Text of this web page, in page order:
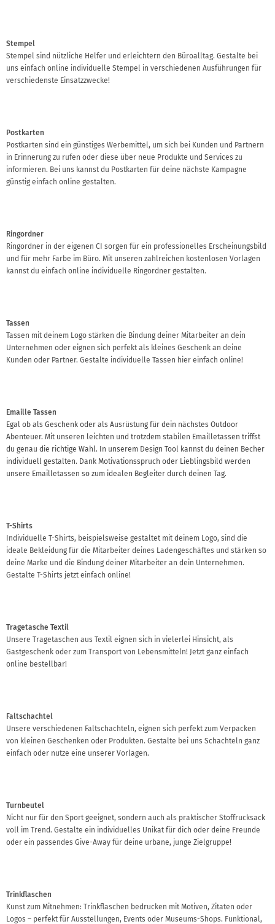
Stempel
Stempel sind nützliche Helfer und erleichtern den Büroalltag. Gestalte bei
uns einfach online individuelle Stempel in verschiedenen Ausführungen für
verschiedenste Einsatzzwecke!
Postkarten
Postkarten sind ein günstiges Werbemittel, um sich bei Kunden und Partnern
in Erinnerung zu rufen oder diese über neue Produkte und Services zu
informieren. Bei uns kannst du Postkarten für deine nächste Kampagne
günstig einfach online gestalten.
Ringordner
Ringordner in der eigenen CI sorgen für ein professionelles Erscheinungsbild
und für mehr Farbe im Büro. Mit unseren zahlreichen kostenlosen Vorlagen
kannst du einfach online individuelle Ringordner gestalten.
Tassen
Tassen mit deinem Logo stärken die Bindung deiner Mitarbeiter an dein
Unternehmen oder eignen sich perfekt als kleines Geschenk an deine
Kunden oder Partner. Gestalte individuelle Tassen hier einfach online!
Emaille Tassen
Egal ob als Geschenk oder als Ausrüstung für dein nächstes Outdoor
Abenteuer. Mit unseren leichten und trotzdem stabilen Emailletassen triffst
du genau die richtige Wahl. In unserem Design Tool kannst du deinen Becher
individuell gestalten. Dank Motivationsspruch oder Lieblingsbild werden
unsere Emailletassen so zum idealen Begleiter durch deinen Tag.
T-Shirts
Individuelle T-Shirts, beispielsweise gestaltet mit deinem Logo, sind die
ideale Bekleidung für die Mitarbeiter deines Ladengeschäftes und stärken so
deine Marke und die Bindung deiner Mitarbeiter an dein Unternehmen.
Gestalte T-Shirts jetzt einfach online!
Tragetasche Textil
Unsere Tragetaschen aus Textil eignen sich in vielerlei Hinsicht, als
Gastgeschenk oder zum Transport von Lebensmitteln! Jetzt ganz einfach
online bestellbar!
Faltschachtel
Unsere verschiedenen Faltschachteln, eignen sich perfekt zum Verpacken
von kleinen Geschenken oder Produkten. Gestalte bei uns Schachteln ganz
einfach oder nutze eine unserer Vorlagen.
Turnbeutel
Nicht nur für den Sport geeignet, sondern auch als praktischer Stoffrucksack
voll im Trend. Gestalte ein individuelles Unikat für dich oder deine Freunde
oder ein passendes Give-Away für deine urbane, junge Zielgruppe!
Trinkflaschen
Kunst zum Mitnehmen: Trinkflaschen bedrucken mit Motiven, Zitaten oder
Logos – perfekt für Ausstellungen, Events oder Museums-Shops. Funktional,